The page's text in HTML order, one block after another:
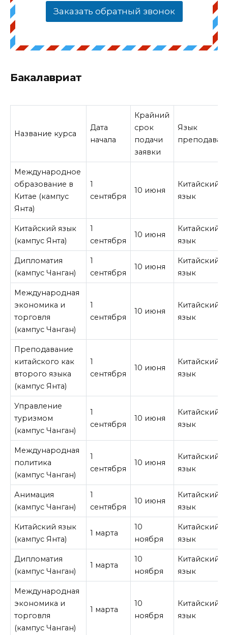
Заказать обратный звонок
Бакалавриат
Название курса
Дата
начала
Крайний
срок
подачи
заявки
Язык
Международное
образование в
Китае (кампус
Янта)
1
сентября
10 июня
Китайский
язык
Китайский язык
(кампус Янта)
1
сентября
10 июня
Китайский
язык
Дипломатия
(кампус Чанган)
1
сентября
10 июня
Китайский
язык
Международная
экономика и
торговля
(кампус Чанган)
1
сентября
10 июня
Китайский
язык
Преподавание
китайского как
второго языка
(кампус Янта)
1
сентября
10 июня
Китайский
язык
Управление
туризмом
(кампус Чанган)
1
сентября
10 июня
Китайский
язык
Международная
политика
(кампус Чанган)
1
сентября
10 июня
Китайский
язык
Анимация
(кампус Чанган)
1
сентября
10 июня
Китайский
язык
Китайский язык
(кампус Янта)
1 марта
10
ноября
Китайский
язык
Дипломатия
(кампус Чанган)
1 марта
10
ноября
Китайский
язык
Международная
экономика и
торговля
(кампус Чанган)
1 марта
10
ноября
Китайский
язык